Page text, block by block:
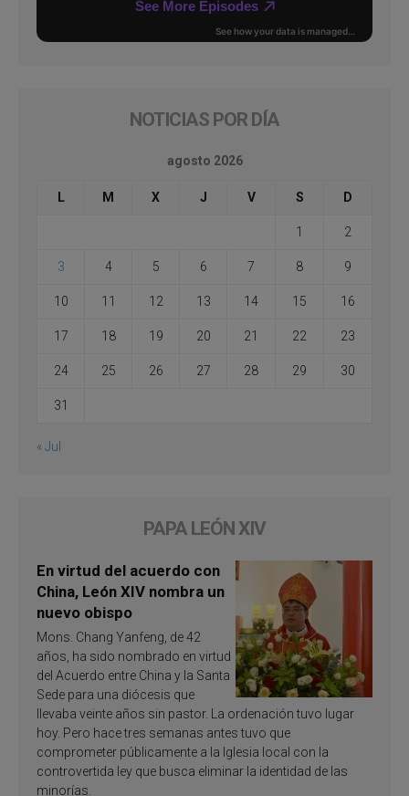
NOTICIAS POR DÍA
agosto 2026
L M X J V S D
1 2
3 4 5 6 7 8 9
10 11 12 13 14 15 16
17 18 19 20 21 22 23
24 25 26 27 28 29 30
31
« Jul
PAPA LEÓN XIV
En virtud del acuerdo con
China, León XIV nombra un
nuevo obispo
Mons. Chang Yanfeng, de 42
años, ha sido nombrado en virtud
del Acuerdo entre China y la Santa
Sede para una diócesis que
llevaba veinte años sin pastor. La ordenación tuvo lugar
hoy. Pero hace tres semanas antes tuvo que
comprometer públicamente a la Iglesia local con la
controvertida ley que busca eliminar la identidad de las
minorías.